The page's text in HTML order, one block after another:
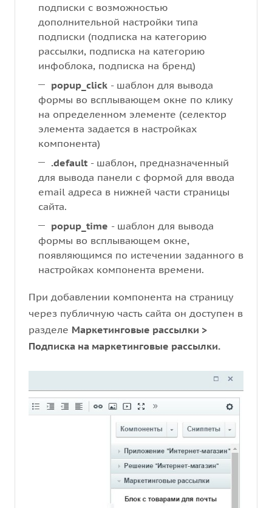
подписки с возможностью
дополнительной настройки типа
подписки (подписка на категорию
рассылки, подписка на категорию
инфоблока, подписка на бренд)
popup_click - шаблон для вывода
формы во всплывающем окне по клику
на определенном элементе (селектор
элемента задается в настройках
компонента)
.default - шаблон, предназначенный
для вывода панели с формой для ввода
email адреса в нижней части страницы
сайта.
popup_time - шаблон для вывода
формы во всплывающем окне,
появляющимся по истечении заданного в
настройках компонента времени.
При добавлении компонента на страницу
через публичную часть сайта он доступен в
разделе Маркетинговые рассылки >
Подписка на маркетинговые рассылки.